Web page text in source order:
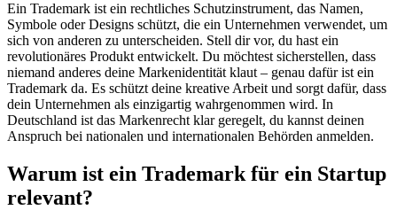
Ein Trademark ist ein rechtliches Schutzinstrument, das Namen,
Symbole oder Designs schützt, die ein Unternehmen verwendet, um
sich von anderen zu unterscheiden. Stell dir vor, du hast ein
revolutionäres Produkt entwickelt. Du möchtest sicherstellen, dass
niemand anderes deine Markenidentität klaut – genau dafür ist ein
Trademark da. Es schützt deine kreative Arbeit und sorgt dafür, dass
dein Unternehmen als einzigartig wahrgenommen wird. In
Deutschland ist das Markenrecht klar geregelt, du kannst deinen
Anspruch bei nationalen und internationalen Behörden anmelden.
Warum ist ein Trademark für ein Startup
relevant?